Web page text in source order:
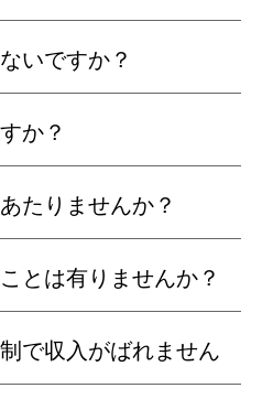
いですか？
か？
たりませんか？
とは有りませんか？
で収入がばれません